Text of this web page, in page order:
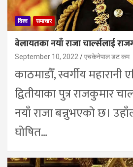
विश्व समाचार
बेलायतका नयाँ राजा चार्ल्सलाई
September 10, 2022 एचकेनेपाल डट कम
काठमाडौँ, स्वर्गीय महारानी
द्वितीयाका पुत्र राजकुमार
नयाँ राजा बन्नुभएको छ।
घोषित…